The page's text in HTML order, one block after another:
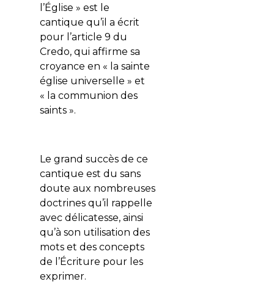
l’Église » est le
cantique qu’il a écrit
pour l’article 9 du
Credo, qui affirme sa
croyance en « la sainte
église universelle » et
« la communion des
saints ».
Le grand succès de ce
cantique est du sans
doute aux nombreuses
doctrines qu’il rappelle
avec délicatesse, ainsi
qu’à son utilisation des
mots et des concepts
de l’Écriture pour les
exprimer.